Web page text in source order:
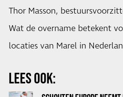
Thor Masson,
Wat de overname betekent
locaties van Marel in
LEES OOK: